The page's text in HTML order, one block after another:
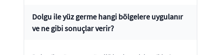
Dolgu ile yüz germe hangi bölgelere uygulanır
ve ne gibi sonuçlar verir?